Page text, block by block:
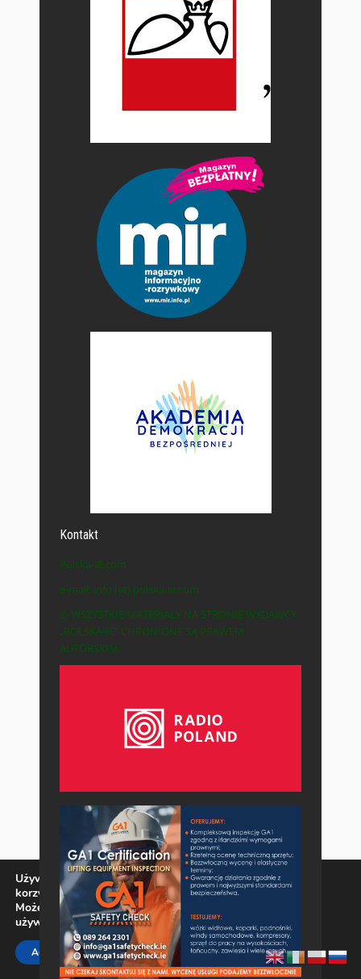
Używamy ciasteczek, aby zapewnić najlepszą jakość
korzystania z naszej witryny.
Możesz dowiedzieć się więcej o tym, jakich ciasteczek
używamy, lub wyłączyć je w
ustawieniach .
ACCEPT REJECT SETTINGS Zamknij panel
Kontakt
Polska-IE.com
e-mail: info (at) polska-ie.com
© WSZYSTKIE MATERIAŁY NA STRONIE WYDAWCY
„POLSKA-IE” CHRONIONE SĄ PRAWEM
AUTORSKIM.